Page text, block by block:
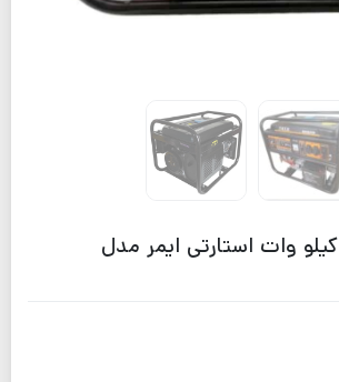
موتور برق ۳ کیلو وات استارتی ایمر مدل